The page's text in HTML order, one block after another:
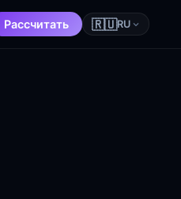
Рассчитать 🇷🇺RU